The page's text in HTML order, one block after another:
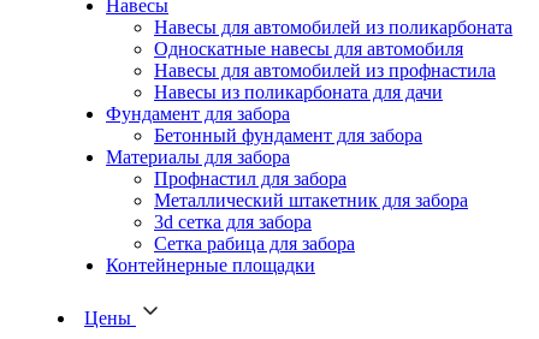
Навесы
Навесы для автомобилей из поликарбоната
Односкатные навесы для автомобиля
Навесы для автомобилей из профнастила
Навесы из поликарбоната для дачи
Фундамент для забора
Бетонный фундамент для забора
Материалы для забора
Профнастил для забора
Металлический штакетник для забора
3d сетка для забора
Сетка рабица для забора
Контейнерные площадки
Цены